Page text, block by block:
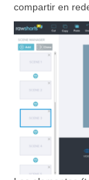
compartir en